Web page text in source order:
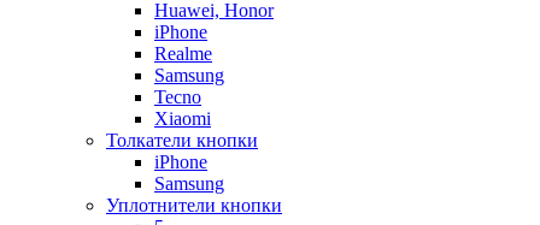
Huawei, Honor
iPhone
Realme
Samsung
Tecno
Xiaomi
Толкатели кнопки
iPhone
Samsung
Уплотнители кнопки